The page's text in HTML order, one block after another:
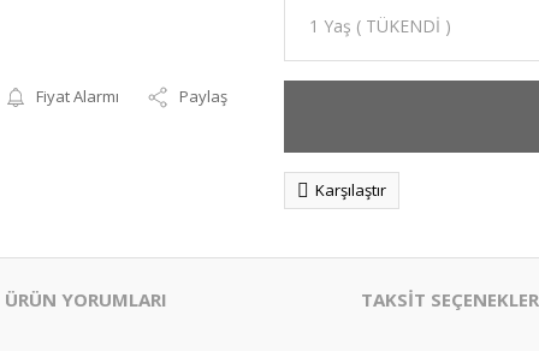
Fiyat Alarmı Paylaş
Karşılaştır
ÜRÜN YORUMLARI TAKSİT